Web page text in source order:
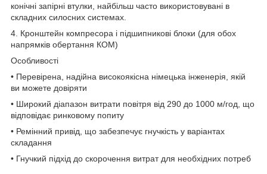
конічні запірні втулки, найбільш часто використовувані в
складних силосних системах.
4. Кронштейн компресора і підшипникові блоки (для обох
напрямків обертання КОМ)
Особливості
• Перевірена, надійна високоякісна німецька інженерія, якій
ви можете довіряти
• Широкий діапазон витрати повітря від 290 до 1000 м/год, що
відповідає ринковому попиту
• Ремінний привід, що забезпечує гнучкість у варіантах
складання
• Гнучкий підхід до скорочення витрат для необхідних потреб